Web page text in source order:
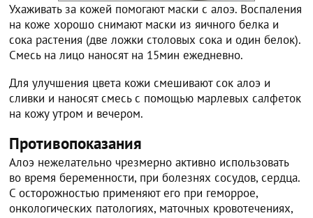
Ухаживать за кожей помогают маски с алоэ. Воспаления
на коже хорошо снимают маски из яичного белка и
сока растения (две ложки столовых сока и один белок).
Смесь на лицо наносят на 15мин ежедневно.
Для улучшения цвета кожи смешивают сок алоэ и
сливки и наносят смесь с помощью марлевых салфеток
на кожу утром и вечером.
Противопоказания
Алоэ нежелательно чрезмерно активно использовать
во время беременности, при болезнях сосудов, сердца.
С осторожностью применяют его при геморрое,
онкологических патологиях, маточных кровотечениях,